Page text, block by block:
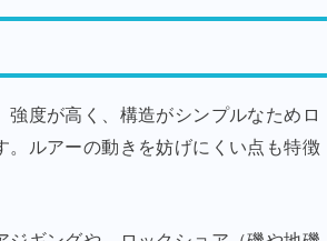
度が高く、構造がシンプルなためロ
。ルアーの動きを妨げにくい点も特徴